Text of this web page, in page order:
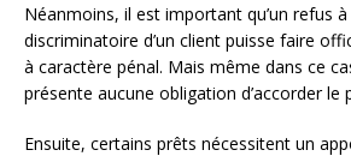
Néanmoins, il est important qu’un refus
discriminatoire d’un client puisse faire
à caractère pénal. Mais même dans ce
présente aucune obligation d’accorder le
Ensuite, certains prêts nécessitent un